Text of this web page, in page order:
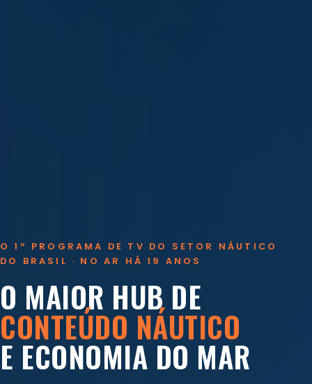
O 1º PROGRAMA DE TV DO SETOR NÁUTICO
DO BRASIL · NO AR HÁ 19 ANOS
O MAIOR HUB DE
CONTEÚDO NÁUTICO
E ECONOMIA DO MAR